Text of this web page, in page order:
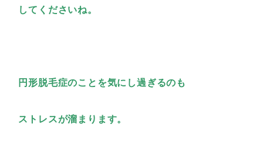
してくださいね。
円形脱毛症のことを気にし過ぎるのも
ストレスが溜まります。